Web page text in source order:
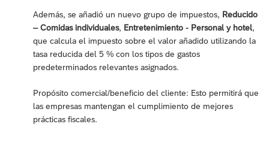
Además, se añadió un nuevo grupo de impuestos, Reducido
– Comidas individuales, Entretenimiento - Personal y hotel,
que calcula el impuesto sobre el valor añadido utilizando la
tasa reducida del 5 % con los tipos de gastos
predeterminados relevantes asignados.
Propósito comercial/beneficio del cliente: Esto permitirá que
las empresas mantengan el cumplimiento de mejores
prácticas fiscales.